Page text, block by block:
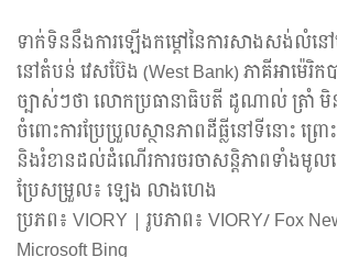
ទាក់ទិននឹងការឡើងកម្តៅនៃការសាងសង់លំន
នៅតំបន់ វេសប៊ែង (West Bank) ភាគីអាម៉េរិ
ច្បាស់ៗថា លោកប្រធានាធិបតី ដូណាល់ ត្រាំ មិ
ចំពោះការប្រែប្រួលស្ថានភាពដីធ្លីនៅទីនោះ ព្រោ
និងរំខានដល់ដំណើរការចរចាសន្តិភាពទាំងមូ
ប្រែសម្រួល៖ ឡេង លាងហេង
ប្រភព៖ VIORY | រូបភាព៖ VIORY/ Fox
Microsoft Bing